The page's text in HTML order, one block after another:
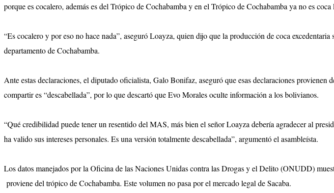
porque es cocalero, además es del Trópico de Cochabamba y en el Trópico de Cochabamba ya no es
“Es cocalero y por eso no hace nada”, aseguró Loayza, quien dijo que la producción de coca
departamento de Cochabamba.
Ante estas declaraciones, el diputado oficialista, Galo Bonifaz, aseguró que esas declaraciones
compartir es “descabellada”, por lo que descartó que Evo Morales oculte información a los bolivianos.
“Qué credibilidad puede tener un resentido del MAS, más bien el señor Loayza debería agradecer al
ha valido sus intereses personales. Es una versión totalmente descabellada”, argumentó el asambleísta.
Los datos manejados por la Oficina de las Naciones Unidas contra las Drogas y el Delito (ONUDD)
proviene del trópico de Cochabamba. Este volumen no pasa por el mercado legal de Sacaba.